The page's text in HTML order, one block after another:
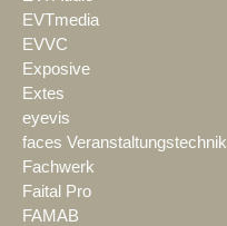
EVTmedia
EVVC
Exposive
Extes
eyevis
faces Veranstaltungstechnik
Fachwerk
Faital Pro
FAMAB